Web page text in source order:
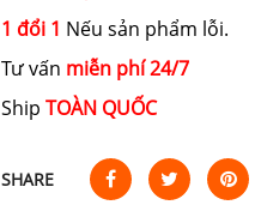
1 đổi 1 Nếu sản phẩm lỗi.
Tư vấn miễn phí 24/7
Ship TOÀN QUỐC
SHARE